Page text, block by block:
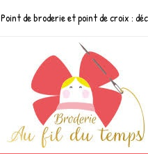
Point de broderie et point de croix :